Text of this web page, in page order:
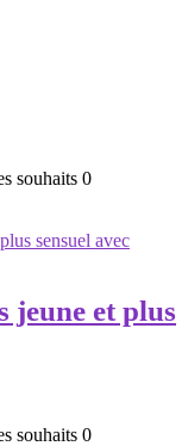
souhaits 0
jeune et plus
souhaits 0